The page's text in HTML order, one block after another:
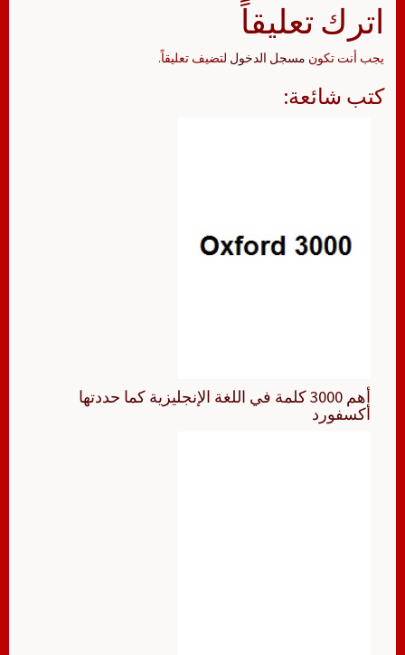
اترك تعليقاً
يجب أنت تكون مسجل الدخول لتضيف تعليقاً.
كتب شائعة:
أهم 3000 كلمة في اللغة الإنجليزية كما حددتها
أكسفورد